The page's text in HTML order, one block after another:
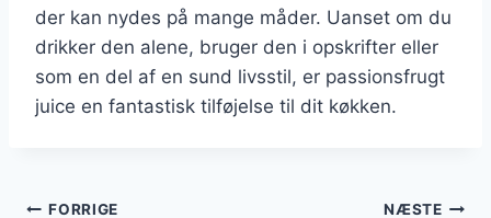
der kan nydes på mange måder. Uanset om du
drikker den alene, bruger den i opskrifter eller
som en del af en sund livsstil, er passionsfrugt
juice en fantastisk tilføjelse til dit køkken.
FORRIGE NÆSTE